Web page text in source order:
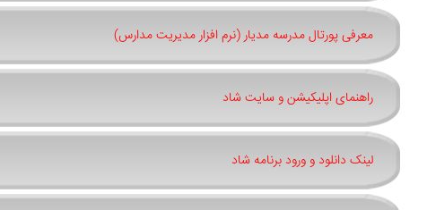
معرفی پورتال مدرسه مدیار (نرم افزار مدیریت مدارس)
راهنمای اپلیکیشن و سایت شاد
لینک دانلود و ورود برنامه شاد